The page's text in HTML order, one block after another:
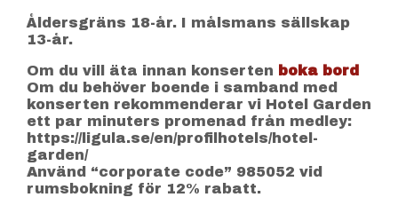
Åldersgräns 18-år. I målsmans sällskap
13-år.
Om du vill äta innan konserten boka bord
Om du behöver boende i samband med
konserten rekommenderar vi Hotel Garden
ett par minuters promenad från medley:
https://ligula.se/en/profilhotels/hotel-
garden/
Använd “corporate code” 985052 vid
rumsbokning för 12% rabatt.